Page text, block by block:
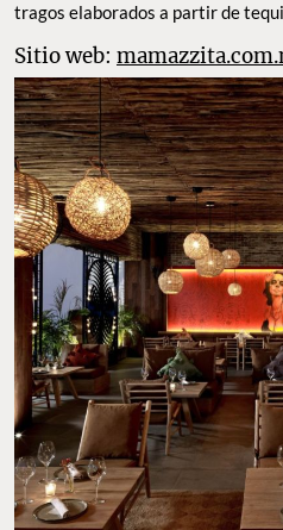
tragos elaborados a partir de
Sitio web: